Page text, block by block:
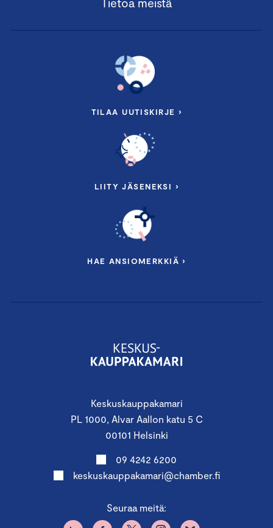
Keskuskauppakamari
PL 1000, Alvar Aallon katu 5 C
00101 Helsinki
09 4242 6200
keskuskauppakamari@chamber.fi
Seuraa meitä:
TILAA UUTISKIRJE ›
LIITY JÄSENEKSI ›
HAE ANSIOMERKKIÄ ›